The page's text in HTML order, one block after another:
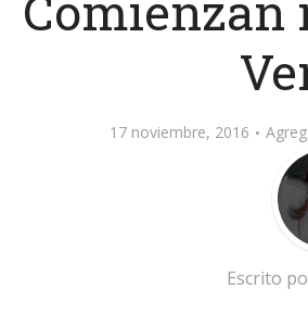
17 noviembre, 2016
Escrito